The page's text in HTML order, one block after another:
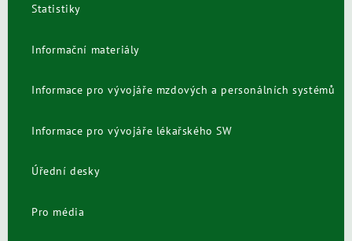
Statistiky
Informační materiály
Informace pro vývojáře mzdových a personálních systémů
Informace pro vývojáře lékařského SW
Úřední desky
Pro média